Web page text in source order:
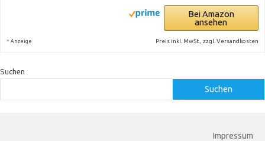
Bei Amazon
ansehen
* Anzeige Preis inkl. MwSt., zzgl. Versandkosten
Suchen
Suchen
Impressum